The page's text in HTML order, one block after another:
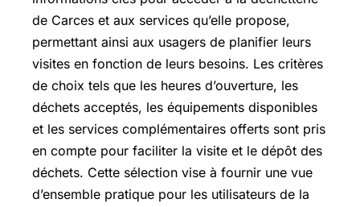
de Carces et aux services qu’elle propose,
permettant ainsi aux usagers de planifier leurs
visites en fonction de leurs besoins. Les critères
de choix tels que les heures d’ouverture, les
déchets acceptés, les équipements disponibles
et les services complémentaires offerts sont pris
en compte pour faciliter la visite et le dépôt des
déchets. Cette sélection vise à fournir une vue
d’ensemble pratique pour les utilisateurs de la